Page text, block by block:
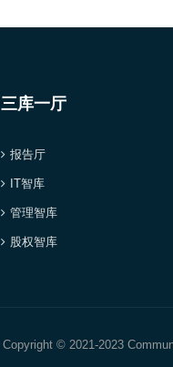
三库一厅
报告厅
IT智库
管理智库
股权智库
Copyright © 2021-2023